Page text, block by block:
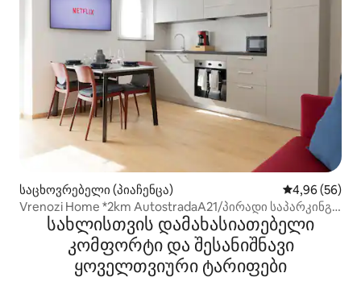
საცხოვრებელი (პიაჩენცა) საშუალო
4,96 (56)
Vrenozi Home *2km AutostradaA21/პირადი საპარკინგე
ადგილისახლისთვის დამახასიათებელი
კომფორტი და შესანიშნავი
ყოველთვიური ტარიფები